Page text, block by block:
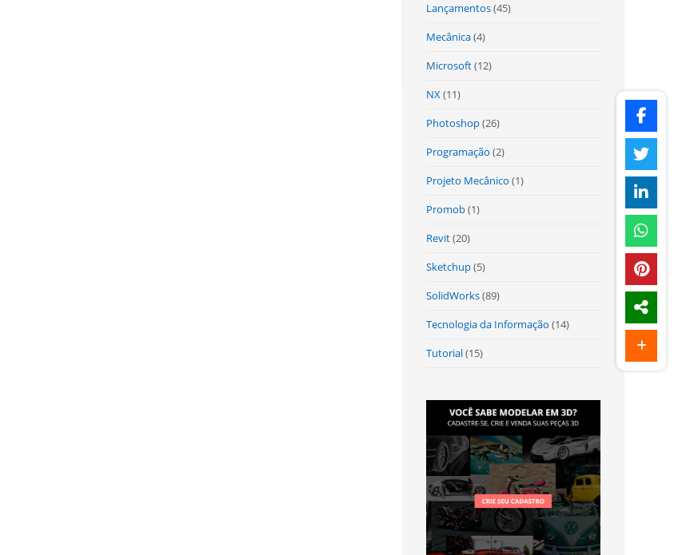
Lançamentos(45)
Mecânica(4)
Microsoft(12)
NX(11)
Photoshop(26)
Programação (2)
Projeto Mecânico (1)
Promob(1)
Revit(20)
Sketchup(5)
SolidWorks(89)
Tecnologia da Informação (14)
Tutorial(15)